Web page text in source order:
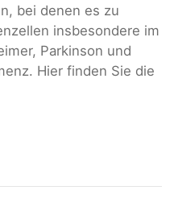
bei denen es zu
insbesondere im
Parkinson und
Hier finden Sie die